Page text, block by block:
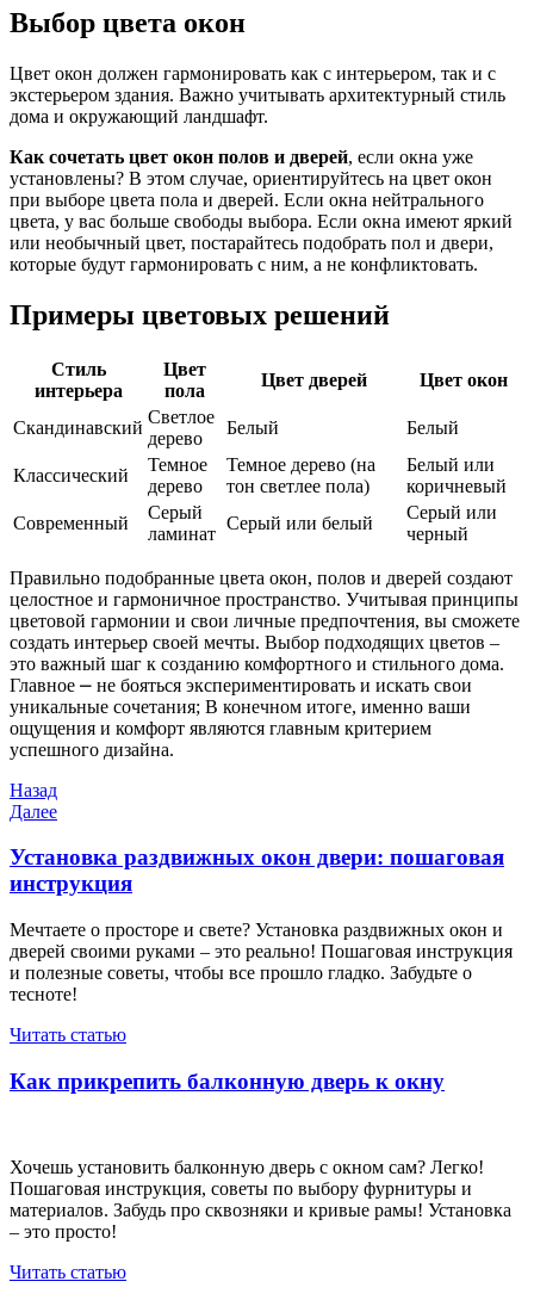
Выбор цвета окон
Цвет окон должен гармонировать как с интерьером, так и с
экстерьером здания. Важно учитывать архитектурный стиль
дома и окружающий ландшафт.
Как сочетать цвет окон полов и дверей, если окна уже
установлены? В этом случае, ориентируйтесь на цвет окон
при выборе цвета пола и дверей. Если окна нейтрального
цвета, у вас больше свободы выбора. Если окна имеют яркий
или необычный цвет, постарайтесь подобрать пол и двери,
которые будут гармонировать с ним, а не конфликтовать.
Примеры цветовых решений
Стиль
интерьера
Цвет
пола
Цвет дверей Цвет окон
Скандинавский
Светлое
дерево
Белый Белый
Классический
Темное
дерево
Темное дерево (на
тон светлее пола)
Белый или
коричневый
Современный
Серый
ламинат
Серый или белый
Серый или
черный
Правильно подобранные цвета окон, полов и дверей создают
целостное и гармоничное пространство. Учитывая принципы
цветовой гармонии и свои личные предпочтения, вы сможете
создать интерьер своей мечты. Выбор подходящих цветов –
это важный шаг к созданию комфортного и стильного дома.
Главное ⎼ не бояться экспериментировать и искать свои
уникальные сочетания; В конечном итоге, именно ваши
ощущения и комфорт являются главным критерием
успешного дизайна.
Навигация
по
записям
Предыдущая
запись
Назад
Следующая
Далее
Установка раздвижных окон двери: пошаговая
инструкция
Мечтаете о просторе и свете? Установка раздвижных окон и
дверей своими руками – это реально! Пошаговая инструкция
и полезные советы, чтобы все прошло гладко. Забудьте о
тесноте!
Читать статью
Как прикрепить балконную дверь к окну
Хочешь установить балконную дверь с окном сам? Легко!
Пошаговая инструкция, советы по выбору фурнитуры и
материалов. Забудь про сквозняки и кривые рамы! Установка
– это просто!
Читать статью